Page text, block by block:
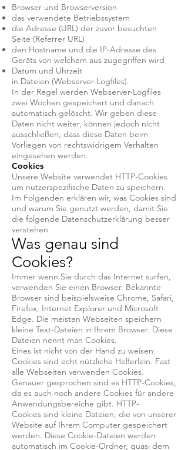
Browser und Browserversion
das verwendete Betriebssystem
die Adresse (URL) der zuvor besuchten
Seite (Referrer URL)
den Hostname und die IP-Adresse des
Geräts von welchem aus zugegriffen wird
Datum und Uhrzeit
in Dateien (Webserver-Logfiles).
In der Regel werden Webserver-Logfiles
zwei Wochen gespeichert und danach
automatisch gelöscht. Wir geben diese
Daten nicht weiter, können jedoch nicht
ausschließen, dass diese Daten beim
Vorliegen von rechtswidrigem Verhalten
eingesehen werden.
Cookies
Unsere Website verwendet HTTP-Cookies
um nutzerspezifische Daten zu speichern.
Im Folgenden erklären wir, was Cookies sind
und warum Sie genutzt werden, damit Sie
die folgende Datenschutzerklärung besser
verstehen.
Was genau sind
Cookies?
Immer wenn Sie durch das Internet surfen,
verwenden Sie einen Browser. Bekannte
Browser sind beispielsweise Chrome, Safari,
Firefox, Internet Explorer und Microsoft
Edge. Die meisten Webseiten speichern
kleine Text-Dateien in Ihrem Browser. Diese
Dateien nennt man Cookies.
Eines ist nicht von der Hand zu weisen:
Cookies sind echt nützliche Helferlein. Fast
alle Webseiten verwenden Cookies.
Genauer gesprochen sind es HTTP-Cookies,
da es auch noch andere Cookies für andere
Anwendungsbereiche gibt. HTTP-
Cookies sind kleine Dateien, die von unserer
Website auf Ihrem Computer gespeichert
werden. Diese Cookie-Dateien werden
automatisch im Cookie-Ordner, quasi dem